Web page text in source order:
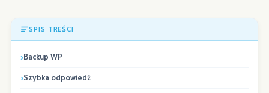
SPIS TREŚCI
Backup WP
Szybka odpowiedź